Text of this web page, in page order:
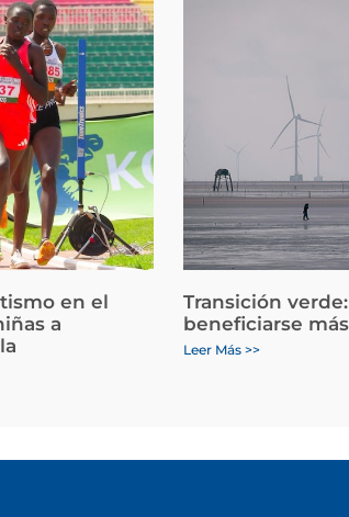
en el
a
Transición
beneficiarse más
Leer Más >>